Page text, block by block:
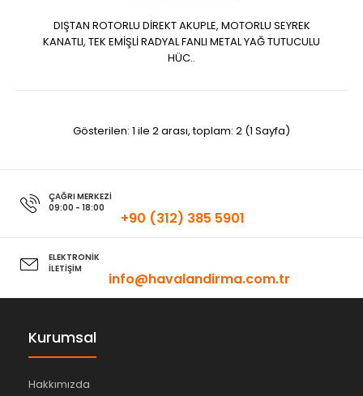
DIŞTAN ROTORLU DİREKT AKUPLE, MOTORLU SEYREK
KANATLI, TEK EMİŞLİ RADYAL FANLI METAL YAĞ TUTUCULU
HÜC..
Gösterilen: 1 ile 2 arası, toplam: 2 (1 Sayfa)
ÇAĞRI MERKEZİ
09:00 - 18:00
+90 (312) 385 5901
ELEKTRONİK
İLETİŞİM
info@havalandirma.com.tr
Kurumsal
Hakkımızda